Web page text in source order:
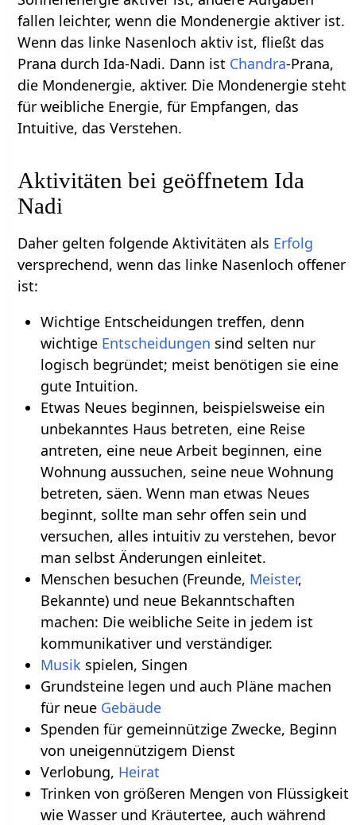
fallen leichter, wenn die Mondenergie aktiver ist.
Wenn das linke Nasenloch aktiv ist, fließt das
Prana durch Ida-Nadi. Dann ist Chandra-Prana,
die Mondenergie, aktiver. Die Mondenergie steht
für weibliche Energie, für Empfangen, das
Intuitive, das Verstehen.
Aktivitäten bei geöffnetem Ida
Nadi
Daher gelten folgende Aktivitäten als Erfolg
versprechend, wenn das linke Nasenloch offener
ist:
Wichtige Entscheidungen treffen, denn
wichtige Entscheidungen sind selten nur
logisch begründet; meist benötigen sie eine
gute Intuition.
Etwas Neues beginnen, beispielsweise ein
unbekanntes Haus betreten, eine Reise
antreten, eine neue Arbeit beginnen, eine
Wohnung aussuchen, seine neue Wohnung
betreten, säen. Wenn man etwas Neues
beginnt, sollte man sehr offen sein und
versuchen, alles intuitiv zu verstehen, bevor
man selbst Änderungen einleitet.
Menschen besuchen (Freunde, Meister,
Bekannte) und neue Bekanntschaften
machen: Die weibliche Seite in jedem ist
kommunikativer und verständiger.
Musikspielen, Singen
Grundsteine legen und auch Pläne machen
für neue Gebäude
Spenden für gemeinnützige Zwecke, Beginn
von uneigennützigem Dienst
Verlobung, Heirat
Trinken von größeren Mengen von Flüssigkeit
wie Wasser und Kräutertee, auch während